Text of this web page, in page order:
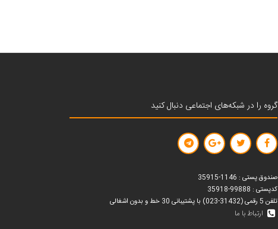
گروه را در شبکه‌های اجتماعی دنبال کنید
صندوق پستی : 1146-35915
کدپستی : 99888-35918
تلفن 5 رقمی (31432-023) با پشتیبانی 30 خط و بدون اشغالی
ارتباط با ما